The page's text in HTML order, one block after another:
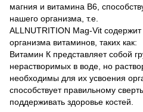
магния и витамина В6,
нашего организма, т.е.
ALLNUTRITION Mag-Vit
организма витаминов, таких как:
Витамин К представляет собой
нерастворимых в воде, но
необходимы для их усвоения
способствует правильному
поддерживать здоровье костей.